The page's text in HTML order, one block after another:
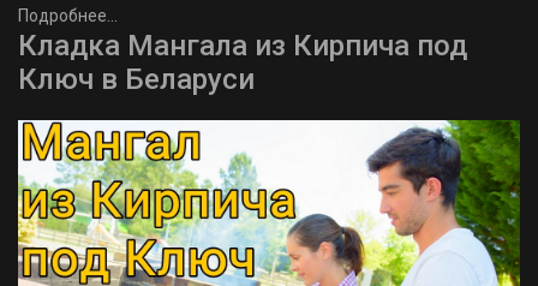
Подробнее...
Кладка Мангала из Кирпича под
Ключ в Беларуси